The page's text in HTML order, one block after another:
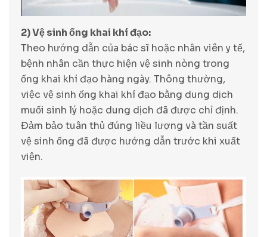
2) Vệ sinh ống khai khí đạo:
Theo hướng dẫn của bác sĩ hoặc nhân viên y tế,
bệnh nhân cần thực hiện vệ sinh nòng trong
ống khai khí đạo hàng ngày. Thông thường,
việc vệ sinh ống khai khí đạo bằng dung dịch
muối sinh lý hoặc dung dịch đã được chỉ định.
Đảm bảo tuân thủ đúng liều lượng và tần suất
vệ sinh ống đã được hướng dẫn trước khi xuất
viện.